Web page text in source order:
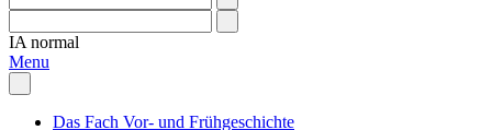
IA normal
Menu
Das Fach Vor- und Frühgeschichte